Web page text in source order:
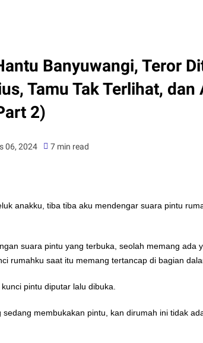
Banyuwangi, Teror
Tamu Tak Terlihat, dan
2)
06, 2024 7 min read
anakku, tiba tiba aku mendengar suara pintu
suara pintu yang terbuka, seolah memang ada
rumahku saat itu memang tertancap di bagian
pintu diputar lalu dibuka.
membukakan pintu, kan dirumah ini tidak